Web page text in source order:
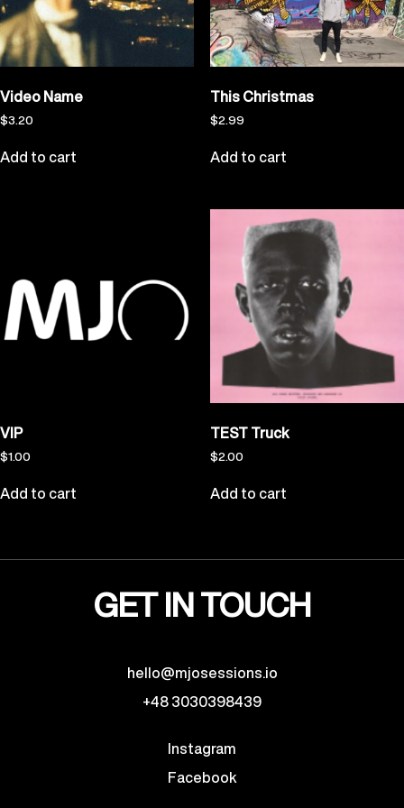
Video Name
$3.20
Add to cart
This Christmas
$2.99
Add to cart
VIP
$1.00
Add to cart
TEST Truck
$2.00
Add to cart
GET IN TOUCH
hello@mjosessions.io
+48 3030398439
Instagram
Facebook